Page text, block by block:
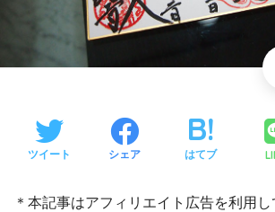
ツイート シェア はてブ
＊本記事はアフィリエイト広告を利用し